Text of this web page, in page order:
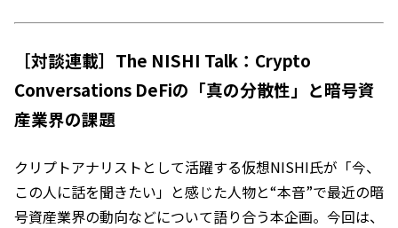
［対談連載］The NISHI Talk：Crypto
Conversations DeFiの「真の分散性」と暗号資
産業界の課題
クリプトアナリストとして活躍する仮想NISHI氏が「今、
この人に話を聞きたい」と感じた人物と“本音”で最近の暗
号資産業界の動向などについて語り合う本企画。今回は、